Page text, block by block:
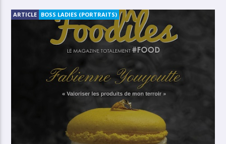
ARTICLE BOSS LADIES (PORTRAITS)